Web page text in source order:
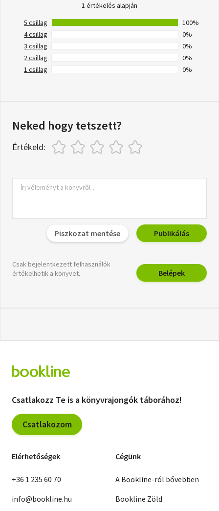
1 értékelés alapján
5 csillag
100%
4 csillag
0%
3 csillag
0%
2 csillag
0%
1 csillag
0%
Neked hogy tetszett?
Értékeld:
Piszkozat mentése Publikálás
Csak bejelentkezett felhasználók
értékelhetik a könyvet.
Belépek
Csatlakozz Te is a könyvrajongók táborához!
Csatlakozom
Elérhetőségek
+36 1 235 60 70
info@bookline.hu
Cégünk
A Bookline-ról bővebben
Bookline Zöld